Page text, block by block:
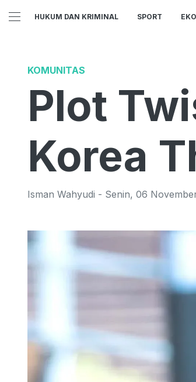
HUKUM DAN KRIMINAL SPORT
KOMUNITAS
Plot
Korea
Isman Wahyudi - Senin, 06